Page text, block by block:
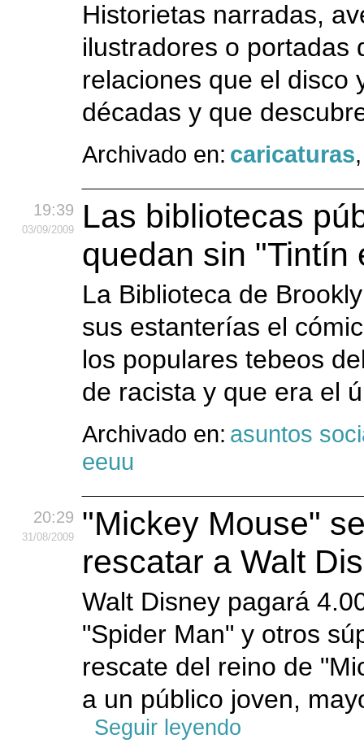
Historietas narradas,
ilustradores o portadas
relaciones que el disco
décadas y que
Archivado en: caricaturas
19:39
03/09/2009
Las bibliotecas
quedan sin "Tintín
La Biblioteca de
sus estanterías el
los populares tebeos
de racista y que era el
Archivado en: asuntos
eeuu
20:29
31/08/2009
"Mickey Mouse"
rescatar a Walt
Walt Disney pagará
"Spider Man" y otros
rescate del reino de
a un público joven,
Seguir leyendo